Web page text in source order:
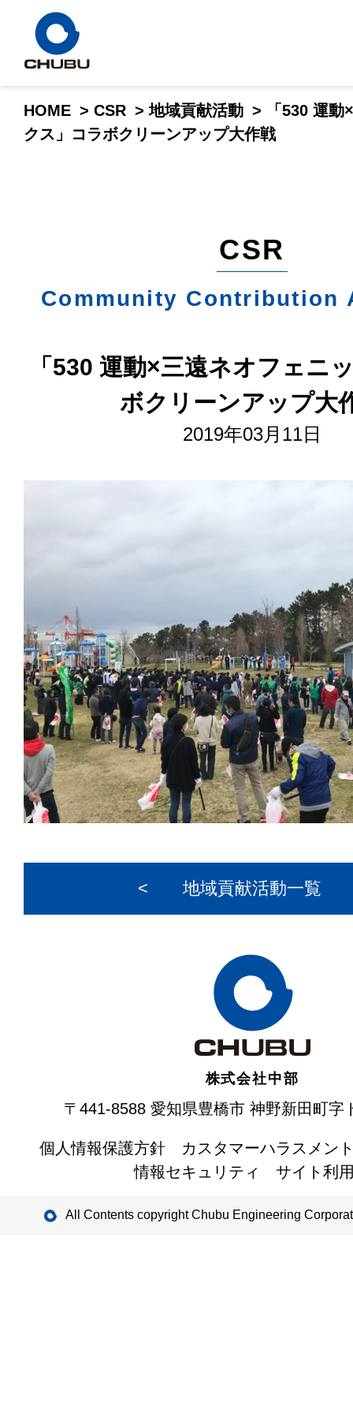
HOME > CSR >地域貢献活動 >
「530 運
クス」コラボクリーンアップ大作戦
CSR
Community Contribution
「530 運動×三遠ネオフェニ
ボクリーンアップ大
2019年03月11日
< 地域貢献活動一覧
株式会社中部
〒441-8588 愛知県豊橋市 神野新田町字
個人情報保護方針
カスタマーハラスメン
情報セキュリティ
サイト利
All Contents copyright Chubu Engineering